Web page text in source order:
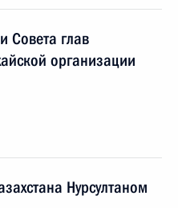
Совета глав
организации
Нурсултаном